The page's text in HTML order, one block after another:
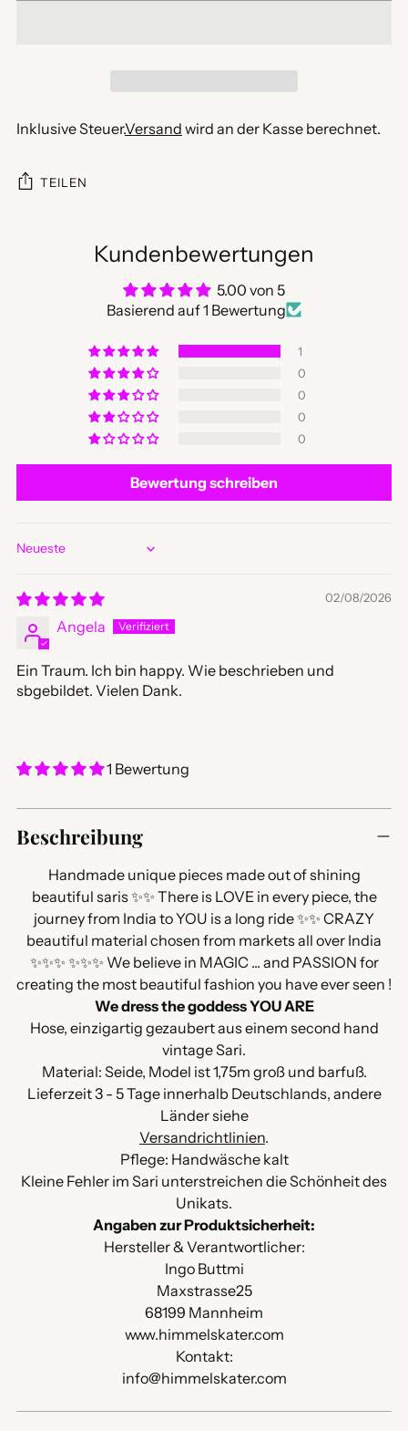
Inklusive Steuer.Versand wird an der Kasse berechnet.
TEILEN
Kundenbewertungen
5.00 von 5
Basierend auf 1 Bewertung
1
0
0
0
0
Bewertung schreiben
Sort by
02/08/2026
Angela
Ein Traum. Ich bin happy. Wie beschrieben und
sbgebildet. Vielen Dank.
1 Bewertung
den
Warenkorb
legen
Beschreibung
Handmade unique pieces made out of shining
beautiful saris ✨✨ There is LOVE in every piece, the
journey from India to YOU is a long ride ✨✨ CRAZY
beautiful material chosen from markets all over India
✨✨✨ ✨✨✨ We believe in MAGIC ... and PASSION for
creating the most beautiful fashion you have ever seen !
We dress the goddess YOU ARE
Hose, einzigartig gezaubert aus einem second hand
vintage Sari.
Material: Seide, Model ist 1,75m groß und barfuß.
Lieferzeit 3 - 5 Tage innerhalb Deutschlands, andere
Länder siehe
Versandrichtlinien.
Pflege: Handwäsche kalt
Kleine Fehler im Sari unterstreichen die Schönheit des
Unikats.
Angaben zur Produktsicherheit:
Hersteller & Verantwortlicher:
Ingo Buttmi
Maxstrasse25
68199 Mannheim
www.himmelskater.com
Kontakt:
info@himmelskater.com